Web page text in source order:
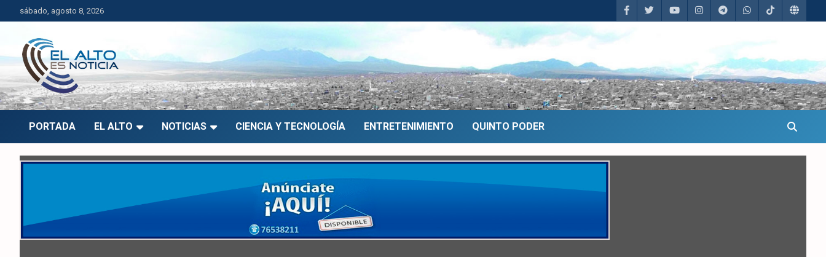
Saltar
al
contenido
sábado, agosto 8, 2026
El Alto es Noticia
Últimas noticias de El Alto, Bolivia y el mundo.
PORTADA EL ALTO NOTICIAS CIENCIA Y TECNOLOGÍA ENTRETENIMIENTO QUINTO PODER